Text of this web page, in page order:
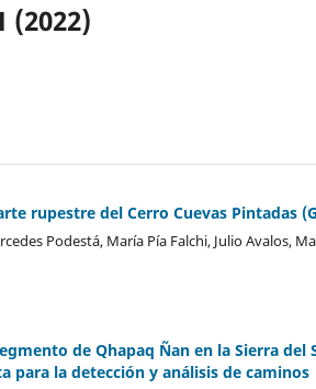
(2022)
rupestre del Cerro Cuevas Pintadas
Podestá, María Pía Falchi, Julio Avalos,
de Qhapaq Ñan en la Sierra
para la detección y análisis de caminos